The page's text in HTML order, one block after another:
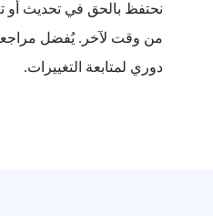
نحتفظ بالحق في تحديث أو
من وقت لآخر. يُفضل
دوري لمتابعة التغييرات.